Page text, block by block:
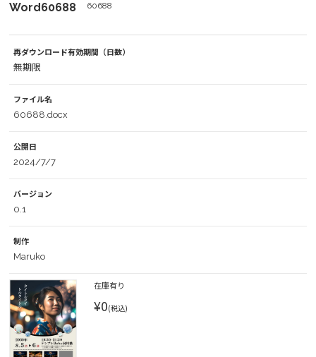
Word60688
60688
再ダウンロード有効期間（日数）
無期限
ファイル名
60688.docx
公開日
2024/7/7
バージョン
0.1
制作
Maruko
在庫有り
¥0(税込)